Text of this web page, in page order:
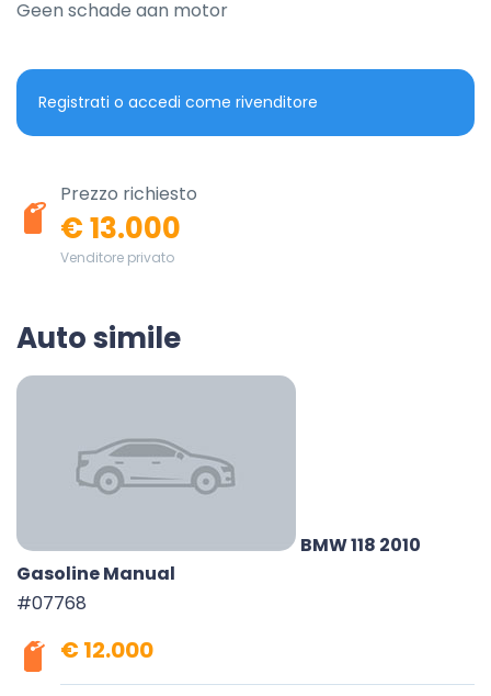
Geen schade aan motor
Registrati o accedi come rivenditore
Prezzo richiesto
€ 13.000
Venditore privato
Auto simile
BMW 118 2010
Gasoline Manual
#07768
€ 12.000